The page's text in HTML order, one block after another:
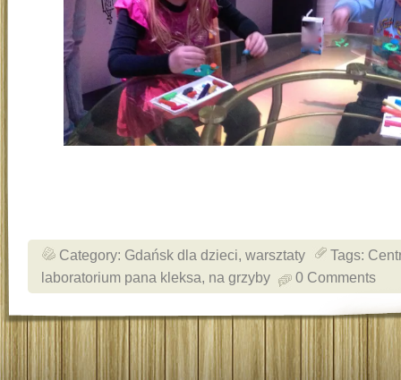
Category: Gdańsk dla dzieci, warsztaty Tags:
laboratorium pana kleksa, na grzyby 0 Comments